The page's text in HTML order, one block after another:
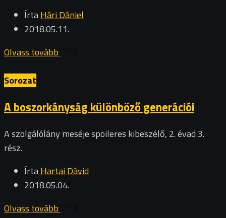
ÍrtaHári Dániel
2018.05.11.
Olvass tovább
Sorozat
A boszorkányság különböző generációi
A szolgálólány meséje spoileres kibeszélő, 2. évad 3.
rész.
ÍrtaHartai Dávid
2018.05.04.
Olvass tovább